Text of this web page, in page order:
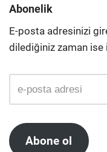
Abonelik
E-posta adresinizi
dilediğiniz zaman ise
Abone ol